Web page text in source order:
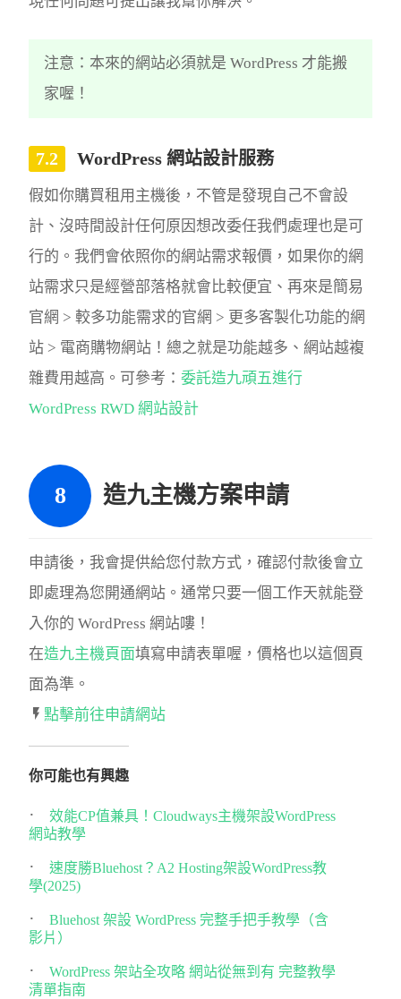
注意：本來的網站必須就是 WordPress 才能搬
家喔！
WordPress 網站設計服務
假如你購買租用主機後，不管是發現自己不會設
計、沒時間設計任何原因想改委任我們處理也是可
行的。我們會依照你的網站需求報價，如果你的網
站需求只是經營部落格就會比較便宜、再來是簡易
官網 > 較多功能需求的官網 > 更多客製化功能的網
站 > 電商購物網站！總之就是功能越多、網站越複
雜費用越高。可參考： 委託造九頑五進行
WordPress RWD 網站設計
造九主機方案申請
申請後，我會提供給您付款方式，確認付款後會立
即處理為您開通網站。通常只要一個工作天就能登
入你的 WordPress 網站嘍！
在造九主機頁面填寫申請表單喔，價格也以這個頁
面為準。
點擊前往申請網站
你可能也有興趣
效能CP值兼具！Cloudways主機架設WordPress
網站教學
速度勝Bluehost？A2 Hosting架設WordPress教
學(2025)
Bluehost 架設 WordPress 完整手把手教學（含
影片）
WordPress 架站全攻略 網站從無到有 完整教學
清單指南